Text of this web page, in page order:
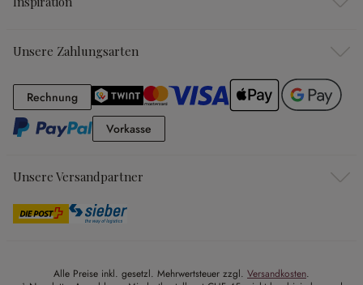
Unsere Zahlungsarten
RechnungRechnung
Vorkasse
Unsere Versandpartner
Alle Preise inkl. gesetzl. Mehrwertsteuer zzgl. Versandkosten.